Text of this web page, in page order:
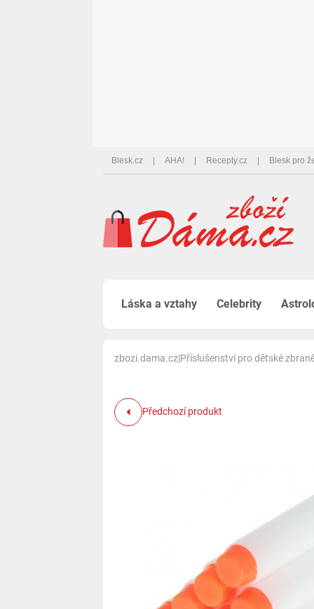
Blesk.cz AHA! Recepty.cz Blesk pro
Láska a vztahy Celebrity
zbozi.dama.cz|Příslušenství pro dětské
Předchozí produkt